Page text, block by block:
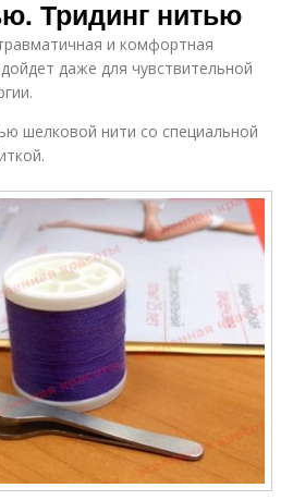
Тридинг нитью
и комфортная
даже для чувствительной
шелковой нити со специальной